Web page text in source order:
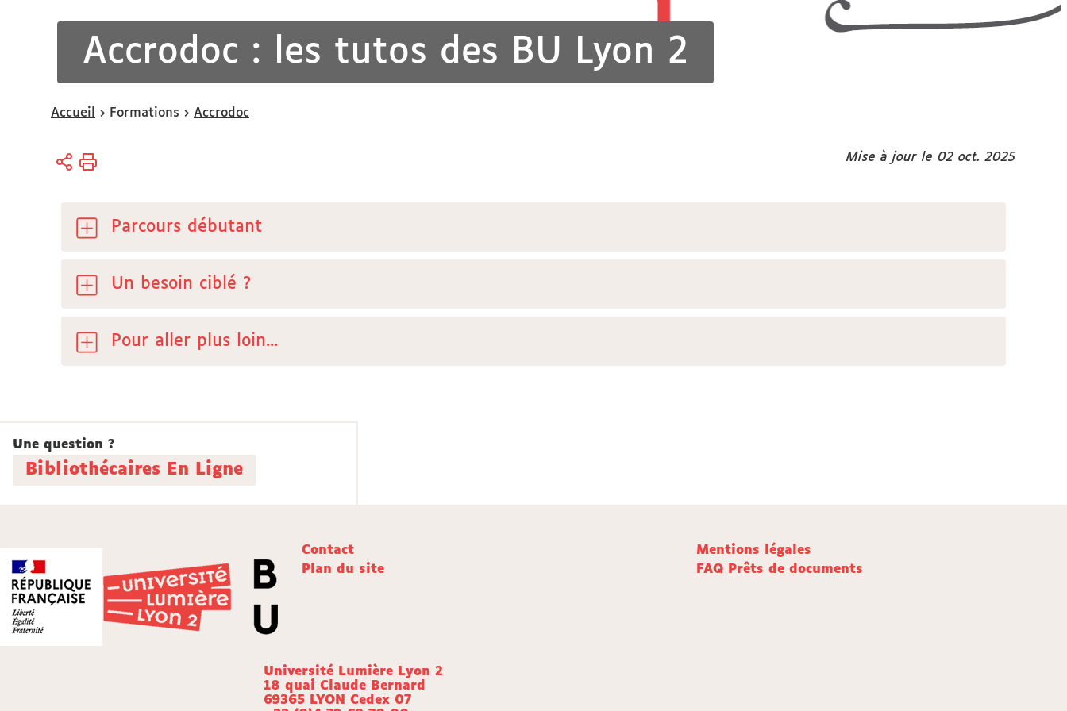
Accrodoc : les tutos des BU Lyon 2
Vous
ici :
Accueil Formations Accrodoc
Mise à jour le 02 oct. 2025
Parcours débutant
Un besoin ciblé ?
Pour aller plus loin...
Une question ?
Bibliothécaires En Ligne
Contact
Mentions légales
Plan du site
FAQ Prêts de documents
Université Lumière Lyon 2
18 quai Claude Bernard
69365 LYON Cedex 07